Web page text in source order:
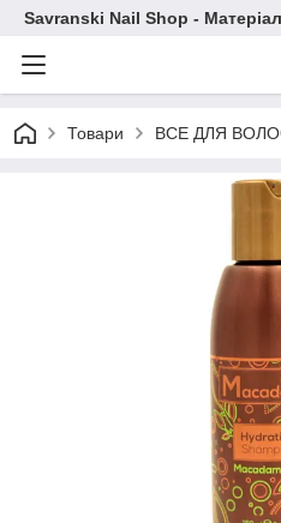
Savranski Nail Shop -
Товари ВСЕ ДЛЯ